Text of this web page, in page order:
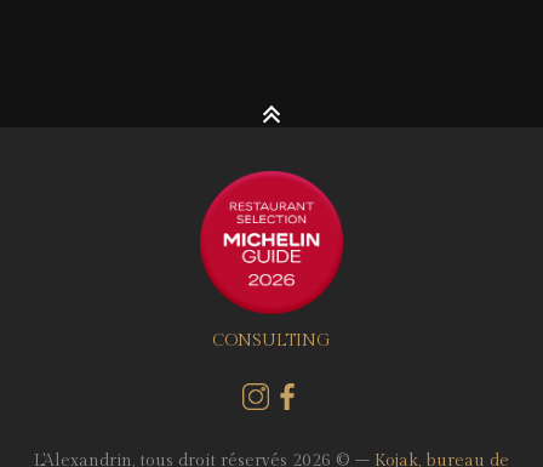
CONSULTING
L'Alexandrin, tous droit réservés 2026 © – Kojak, bureau de